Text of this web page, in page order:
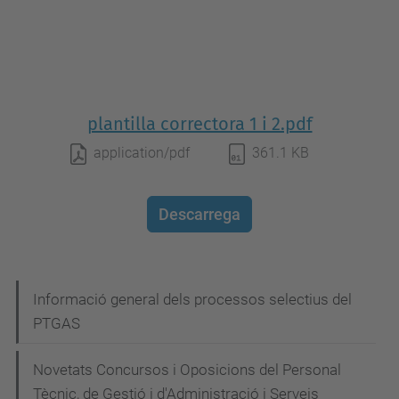
plantilla correctora 1 i 2.pdf
application/pdf 361.1 KB
Descarrega
Informació general dels processos selectius del
PTGAS
Novetats Concursos i Oposicions del Personal
Tècnic, de Gestió i d'Administració i Serveis